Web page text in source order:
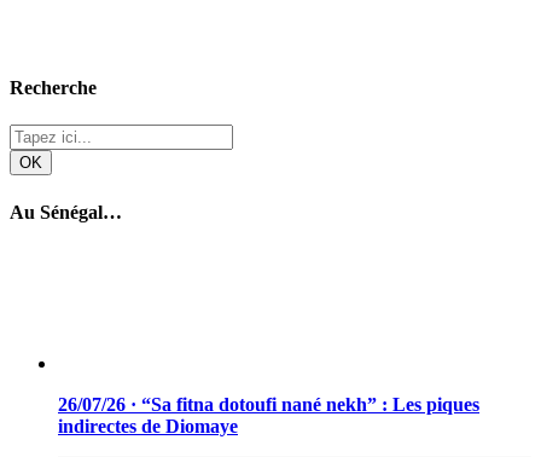
Recherche
Au Sénégal…
26/07/26 · “Sa fitna dotoufi nané nekh” : Les piques
indirectes de Diomaye